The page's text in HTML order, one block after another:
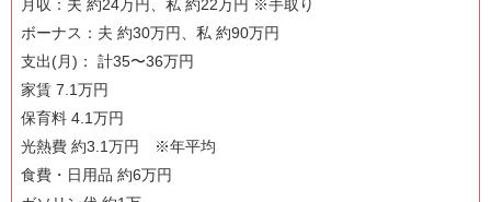
月収：夫 約24万円、私 約22万円 ※手取り
ボーナス：夫 約30万円、私 約90万円
支出(月)： 計35〜36万円
家賃 7.1万円
保育料 4.1万円
光熱費 約3.1万円 ※年平均
食費・日用品 約6万円